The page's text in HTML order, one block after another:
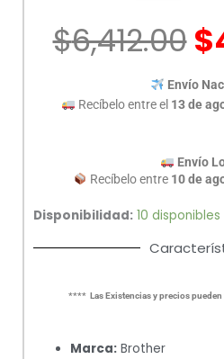
$6,412.00$
Envío
Recíbelo entre el 13 de
Envío
Recíbelo entre 10 de
Disponibilidad: 10 disponibles
**** Las Existencias y precios
Marca: Brother